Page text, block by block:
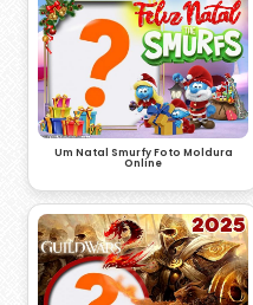
Um Natal Smurfy Foto Moldura
Online